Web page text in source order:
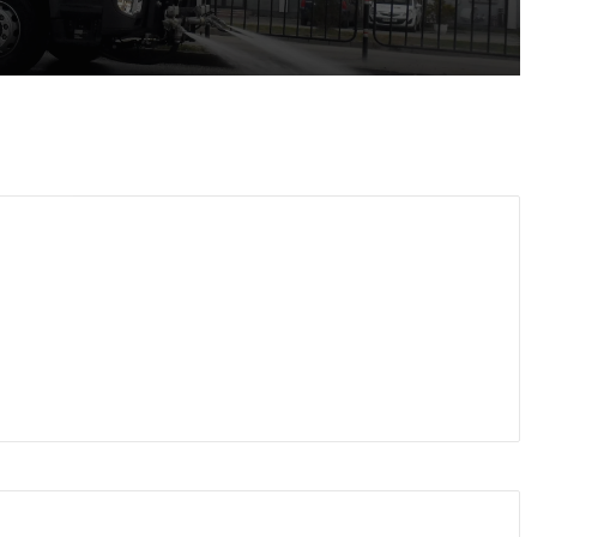
График за миенето на пловдивските улици от 10 до 14 август
в съда